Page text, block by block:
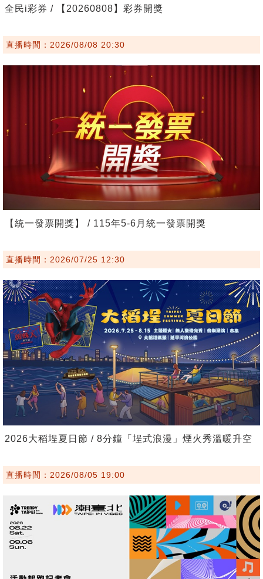
全民i彩券 / 【20260808】彩券開獎
直播時間：2026/08/08 20:30
【統一發票開獎】 / 115年5-6月統一發票開獎
直播時間：2026/07/25 12:30
2026大稻埕夏日節 / 8分鐘「埕式浪漫」煙火秀溫暖升空
直播時間：2026/08/05 19:00